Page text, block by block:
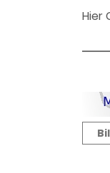
Hier